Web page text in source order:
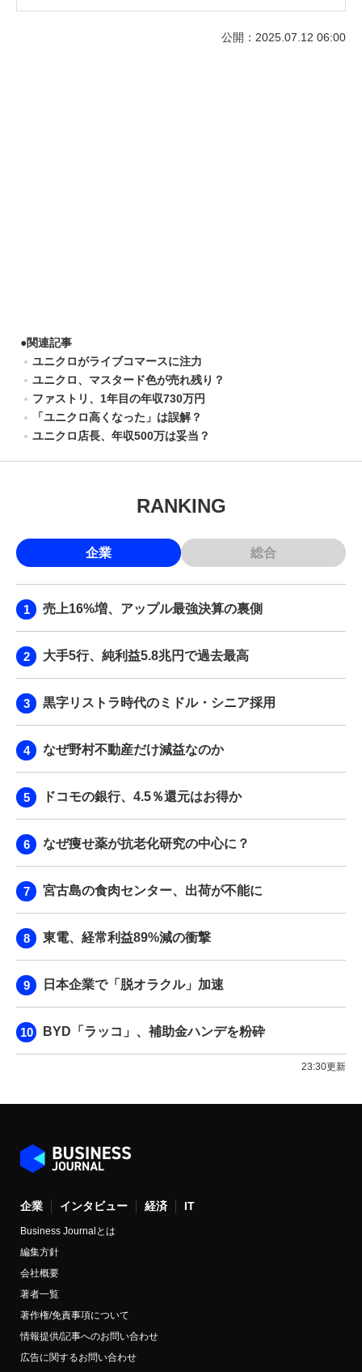
公開：2025.07.12 06:00
●関連記事
ユニクロがライブコマースに注力
ユニクロ、マスタード色が売れ残り？
ファストリ、1年目の年収730万円
「ユニクロ高くなった」は誤解？
ユニクロ店長、年収500万は妥当？
RANKING
企業 総合
売上16%増、アップル最強決算の裏側
大手5行、純利益5.8兆円で過去最高
黒字リストラ時代のミドル・シニア採用
なぜ野村不動産だけ減益なのか
ドコモの銀行、4.5％還元はお得か
なぜ痩せ薬が抗老化研究の中心に？
宮古島の食肉センター、出荷が不能に
東電、経常利益89%減の衝撃
日本企業で「脱オラクル」加速
BYD「ラッコ」、補助金ハンデを粉砕
23:30更新
企業 インタビュー 経済 IT
Business Journalとは
編集方針
会社概要
著者一覧
著作権/免責事項について
情報提供/記事へのお問い合わせ
広告に関するお問い合わせ